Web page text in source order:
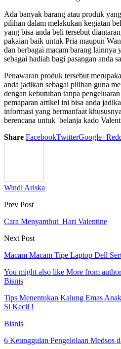
Ada banyak barang atau produk
pilihan dalam melakukan kegiatan
yang bisa anda beli tersebut
pakaian baik untuk Pria maupun
dan berbagai macam barang lainnya
sebagai hadiah bagi pasangan anda
Penawaran produk tersebut
anda jadikan sebagai pilihan guna
dengan kebutuhan tanpa
pemaparan artikel ini bisa anda
informasi yang bermanfaat
berencana untuk belanja kado
Share FacebookTwitterGoogle+
Windi Ariska
Prev Post
Cara Menyambut Hari Valentine
Next Post
Macam Macam Tipe Laptop Dell
You might also like More from author
Bisnis
Tips Menentukan Kalung Emas
Si Kecil !
Bisnis
6 Keunggulan Pengelolaan Medsos